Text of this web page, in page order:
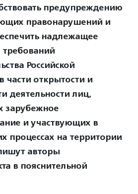
предупреждению
правонарушений и
надлежащее
Российской
части открытости и
деятельности лиц,
зарубежное
и участвующих в
процессах на территории
авторы
в пояснительной